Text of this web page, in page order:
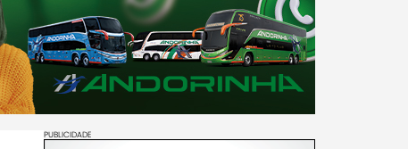
PUBLICIDADE